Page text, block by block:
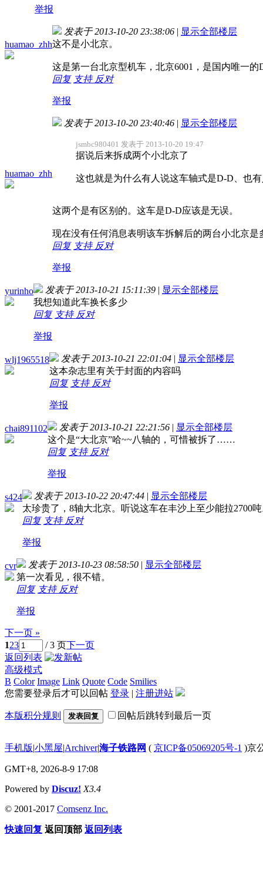
举报
huamao_zhh
发表于 2013-10-20 23:38:06 | 显示全部楼层
这不是小北京。
这是第一台北京型机车，北京6001，是国内唯一
回复 支持 反对
举报
huamao_zhh
发表于 2013-10-20 23:40:46 | 显示全部楼层
jsmbc980401 发表于 2013-10-20 19:47
据说后来拆成两个小北京了
这也就是为什么有人说这车轴式是D-D、也
这两个是有区别的。这车是D-D应该是无误。
现在没有任何消息表明该车拆解后的两台小北京
回复 支持 反对
举报
yurinho 发表于 2013-10-21 15:11:39 | 显示全部楼层
我想知道此车换长多少
回复 支持 反对
举报
wlj1965518 发表于 2013-10-21 22:01:04 | 显示全部楼层
这本杂志里有关于封面的内容吗
回复 支持 反对
举报
chai891102 发表于 2013-10-21 22:21:56 | 显示全部楼层
这个是“大北京”哈~~八轴的，可惜被拆了……
回复 支持 反对
举报
s424 发表于 2013-10-22 20:47:44 | 显示全部楼层
太珍贵了，8轴大北京。听说这车在丰沙上至少能拉2700
回复 支持 反对
举报
cvr 发表于 2013-10-23 08:58:50 | 显示全部楼层
第一次看见，很不错。
回复 支持 反对
举报
下一页 »
123 / 3 页下一页
返回列表
高级模式
B Color Image Link Quote Code Smilies
您需要登录后才可以回帖 登录 | 注册进站
本版积分规则 发表回复 回帖后跳转到最后一页
手机版|小黑屋|Archiver|海子铁路网 ( 京ICP备05069205号-1 )京
GMT+8, 2026-8-9 17:08
Powered by Discuz! X3.4
© 2001-2017 Comsenz Inc.
快速回复 返回顶部 返回列表